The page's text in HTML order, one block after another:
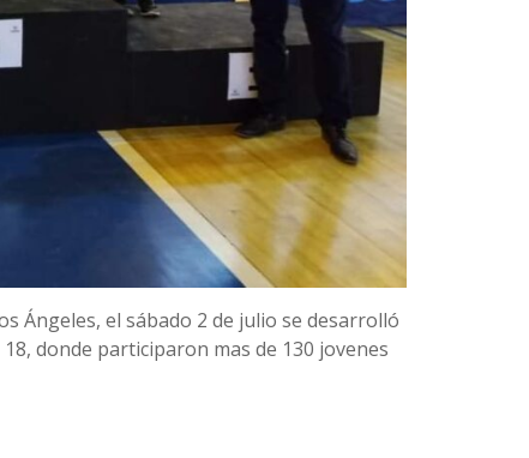
Ángeles, el sábado 2 de julio se desarrolló
donde participaron mas de 130 jovenes